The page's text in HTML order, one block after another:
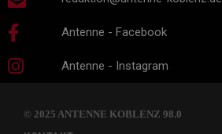
Antenne - Facebook
Antenne - Instagram
© 2025 ANTENNE KOBLENZ 98.0